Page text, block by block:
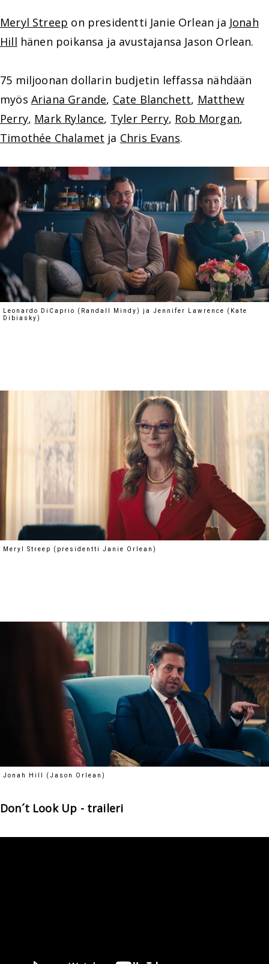
Meryl Streep on presidentti Janie Orlean ja Jonah
Hill hänen poikansa ja avustajansa Jason Orlean.
75 miljoonan dollarin budjetin leffassa nähdään
myös Ariana Grande, Cate Blanchett, Matthew
Perry, Mark Rylance, Tyler Perry, Rob Morgan,
Timothée Chalamet ja Chris Evans.
Leonardo DiCaprio (Randall Mindy) ja Jennifer Lawrence (Kate
Dibiasky)
Meryl Streep (presidentti Janie Orlean)
Jonah Hill (Jason Orlean)
Don´t Look Up - traileri